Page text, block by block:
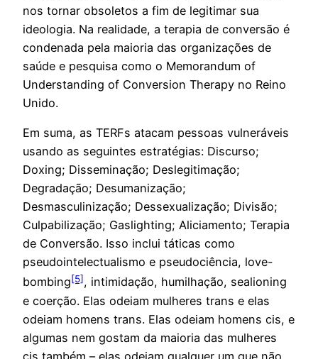
nos tornar obsoletos a fim de legitimar sua
ideologia. Na realidade, a terapia de conversão é
condenada pela maioria das organizações de
saúde e pesquisa como o Memorandum of
Understanding of Conversion Therapy no Reino
Unido.
Em suma, as TERFs atacam pessoas vulneráveis ​​
usando as seguintes estratégias: Discurso;
Doxing; Disseminação; Deslegitimação;
Degradação; Desumanização;
Desmasculinização; Dessexualização; Divisão;
Culpabilização; Gaslighting; Aliciamento; Terapia
de Conversão. Isso inclui táticas como
pseudointelectualismo e pseudociência, love-
bombing[5], intimidação, humilhação, sealioning
e coerção. Elas odeiam mulheres trans e elas
odeiam homens trans. Elas odeiam homens cis, e
algumas nem gostam da maioria das mulheres
cis também – elas odeiam qualquer um que não